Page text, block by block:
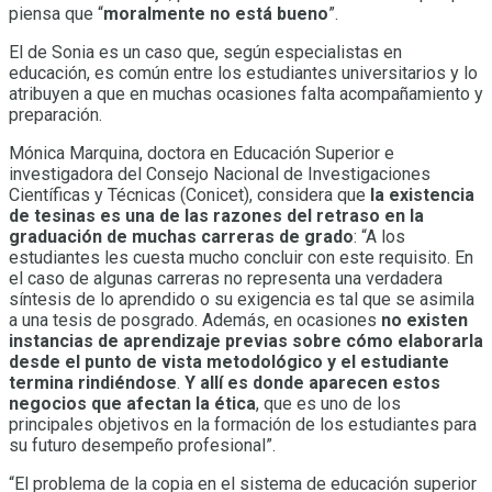
piensa que “moralmente no está bueno”.
El de Sonia es un caso que, según especialistas en
educación, es común entre los estudiantes universitarios y lo
atribuyen a que en muchas ocasiones falta acompañamiento y
preparación.
Mónica Marquina, doctora en Educación Superior e
investigadora del Consejo Nacional de Investigaciones
Científicas y Técnicas (Conicet), considera que la existencia
de tesinas es una de las razones del retraso en la
graduación de muchas carreras de grado: “A los
estudiantes les cuesta mucho concluir con este requisito. En
el caso de algunas carreras no representa una verdadera
síntesis de lo aprendido o su exigencia es tal que se asimila
a una tesis de posgrado. Además, en ocasiones no existen
instancias de aprendizaje previas sobre cómo elaborarla
desde el punto de vista metodológico y el estudiante
termina rindiéndose. Y allí es donde aparecen estos
negocios que afectan la ética, que es uno de los
principales objetivos en la formación de los estudiantes para
su futuro desempeño profesional”.
“El problema de la copia en el sistema de educación superior